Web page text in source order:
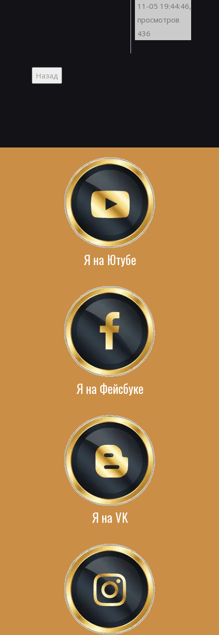
11-05 19:44:46,
просмотров
436
Я на Ютубе
Я на Фейсбуке
Я на VK